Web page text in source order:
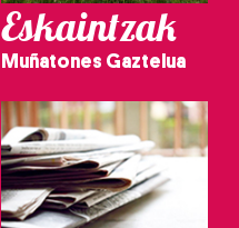
Eskaintzak
Muñatones Gaztelua